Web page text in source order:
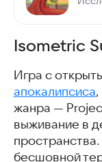
Isometric
Игра с
апокалипсиса
жанра —
выживание в
бесшовной